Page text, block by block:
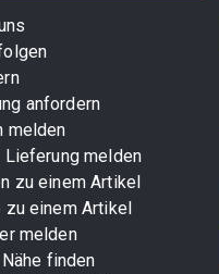
anfordern
melden
melden
zu einem Artikel
zu einem Artikel
melden
finden